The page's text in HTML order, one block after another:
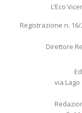
L’Eco
Registrazione n.
Direttore
via Lago